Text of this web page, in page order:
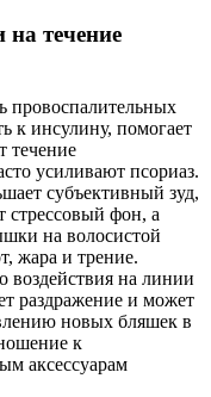
на течение
провоспалительных
к инсулину, помогает
течение
усиливают псориаз.
субъективный зуд,
стрессовый фон, а
на волосистой
жара и трение.
воздействия на линии
раздражение и может
новых бляшек в
к
аксессуарам